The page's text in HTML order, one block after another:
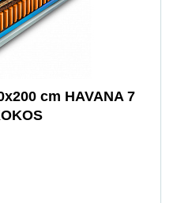
cm HAVANA 7